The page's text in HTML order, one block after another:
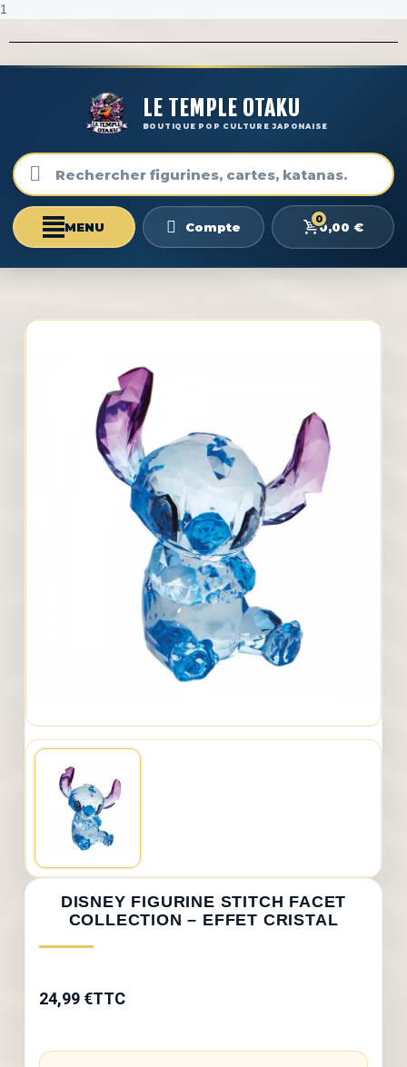
1
LE TEMPLE OTAKU
BOUTIQUE POP CULTURE JAPONAISE
Compte
0
0,00 €
DISNEY FIGURINE STITCH FACET
COLLECTION – EFFET CRISTAL
24,99 €TTC